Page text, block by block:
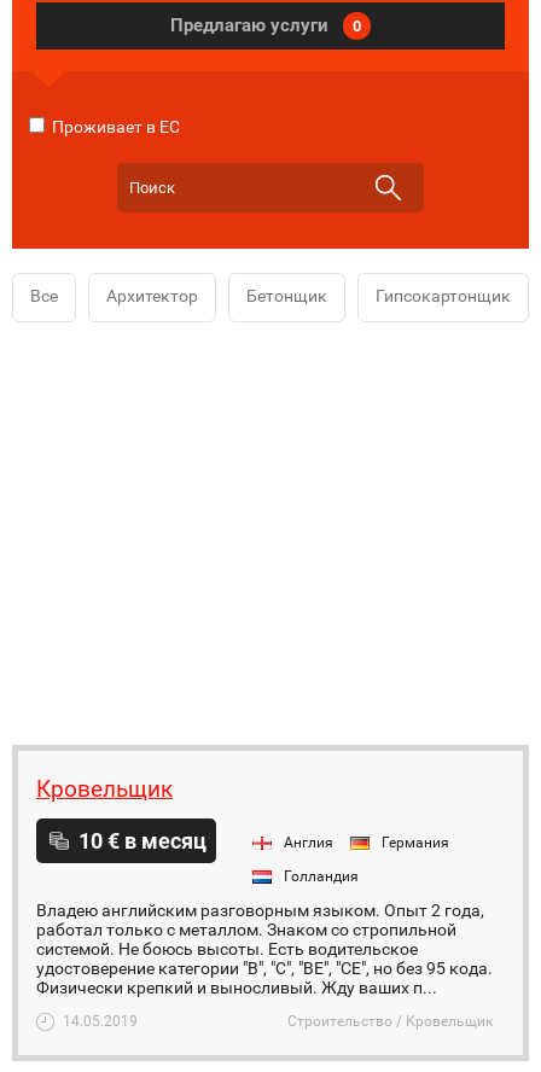
Предлагаю услуги 0
Проживает в ЕС
Все Архитектор Бетонщик Гипсокартонщик
Кровельщик
10 € в месяц Англия
Германия
Голландия
Владею английским разговорным языком. Опыт 2 года,
работал только с металлом. Знаком со стропильной
системой. Не боюсь высоты. Есть водительское
удостоверение категории "B", "C", "BE", "CE", но без 95 кода.
Физически крепкий и выносливый. Жду ваших п...
14.05.2019 Строительство / Кровельщик